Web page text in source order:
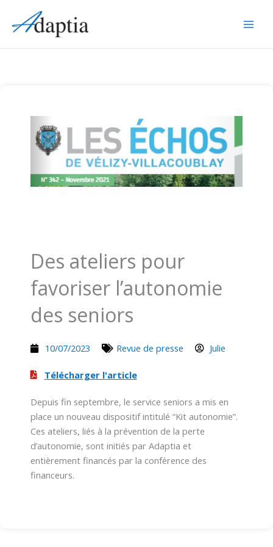
contenu
Des ateliers pour
favoriser l’autonomie
des seniors
10/07/2023 Revue de presse Julie
Télécharger l'article
Depuis fin septembre, le service seniors a mis en
place un nouveau dispositif intitulé “Kit autonomie”.
Ces ateliers, liés à la prévention de la perte
d’autonomie, sont initiés par Adaptia et
entièrement financés par la conférence des
financeurs.